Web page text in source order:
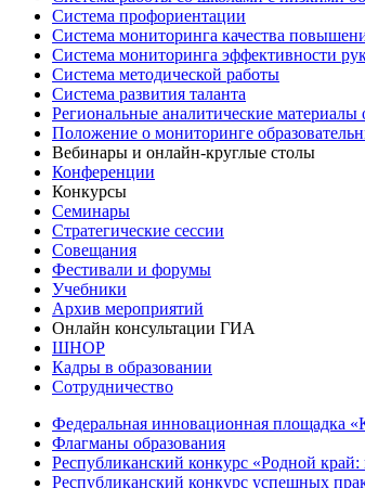
Система профориентации
Система мониторинга качества
Система мониторинга эффективности
Система методической работы
Система развития таланта
Региональные аналитические материалы
Положение о мониторинге
Вебинары и онлайн-круглые столы
Конференции
Конкурсы
Семинары
Стратегические сессии
Совещания
Фестивали и форумы
Учебники
Архив мероприятий
Онлайн консультации ГИА
ШНОР
Кадры в образовании
Сотрудничество
Федеральная инновационная площадка
Флагманы образования
Республиканский конкурс «Родной
Республиканский конкурс успешных